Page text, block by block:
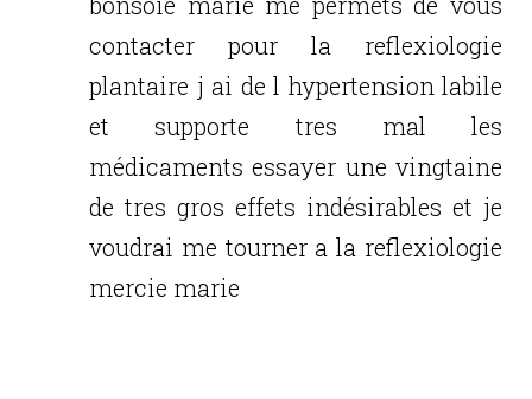
contacter pour la reflexiologie
plantaire j ai de l hypertension labile
et supporte tres mal les
médicaments essayer une vingtaine
de tres gros effets indésirables et je
voudrai me tourner a la reflexiologie
mercie marie